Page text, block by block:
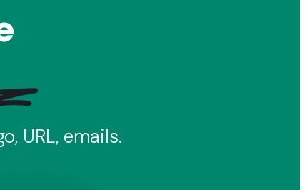
URL, emails.